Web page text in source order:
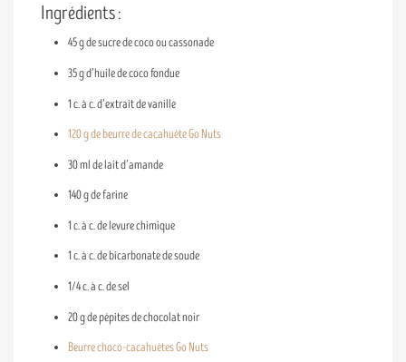
Ingrédients :
45 g de sucre de coco ou cassonade
35 g d’huile de coco fondue
1 c. à c. d’extrait de vanille
120 g de beurre de cacahuète Go Nuts
30 ml de lait d’amande
140 g de farine
1 c. à c. de levure chimique
1 c. à c. de bicarbonate de soude
1/4 c. à c. de sel
20 g de pépites de chocolat noir
Beurre choco-cacahuètes Go Nuts